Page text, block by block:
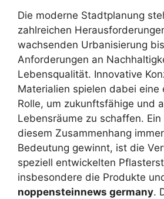
Die moderne Stadtplanung
zahlreichen
wachsenden Urbanisierung
Anforderungen an
Lebensqualität. Innovative
Materialien spielen dabei eine
Rolle, um zukunftsfähige und
Lebensräume zu schaffen.
diesem Zusammenhang
Bedeutung gewinnt, ist die
speziell entwickelten
insbesondere die Produkte
noppensteinnews germany.